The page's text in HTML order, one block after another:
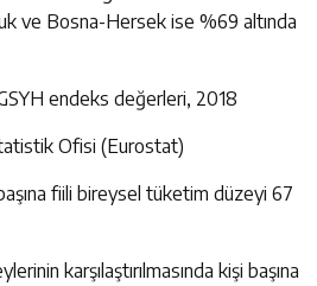
ve Bosna-Hersek ise %69 altında
endeks değerleri, 2018
Ofisi (Eurostat)
fiili bireysel tüketim düzeyi 67
karşılaştırılmasında kişi başına